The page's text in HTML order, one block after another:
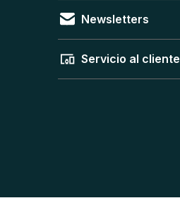
Newsletters
Servicio al cliente